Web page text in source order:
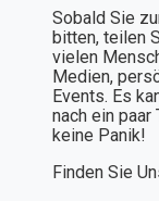
Sobald Sie
bitten, teilen
vielen
Medien,
Events. Es
nach ein paar
keine Panik!
Finden Sie